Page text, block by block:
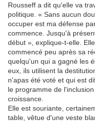
Rousseff a dit qu'elle va
politique. « Sans aucun
occuper est ma défense
commence. Jusqu'à
début », explique-t-elle.
commencé peu après sa
quelqu'un qui a gagné les
eux, ils utilisent la
n'apas été voté et qui est
le programme de
croissance.
Elle est souriante,
table, vêtue d'une veste